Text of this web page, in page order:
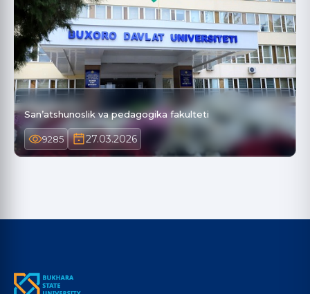
San’atshunoslik va pedagogika fakulteti
9285 27.03.2026